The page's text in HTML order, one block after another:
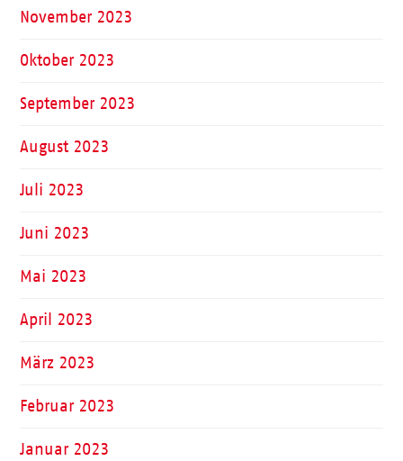
November 2023
Oktober 2023
September 2023
August 2023
Juli 2023
Juni 2023
Mai 2023
April 2023
März 2023
Februar 2023
Januar 2023